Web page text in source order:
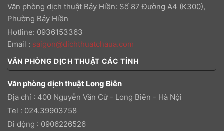
Văn phòng dịch thuật Bảy Hiền: Số 87 Đường A4 (K300),
Phường Bảy Hiền
Hotline: 0936153363
Email : saigon@dichthuatchaua.com
VĂN PHÒNG DỊCH THUẬT CÁC TỈNH
Văn phòng dịch thuật Long Biên
Địa chỉ : 400 Nguyễn Văn Cừ - Long Biên - Hà Nội
Tel : 024.39903758
Di động : 0906226526